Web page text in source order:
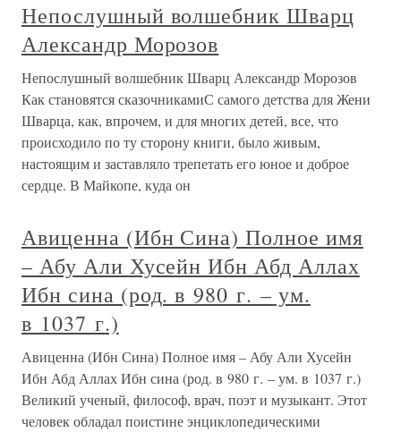
Непослушный волшебник Шварц
Александр Морозов
Непослушный волшебник Шварц Александр Морозов
Как становятся сказочникамиС самого детства для Жени
Шварца, как, впрочем, и для многих детей, все, что
происходило по ту сторону книги, было живым,
настоящим и заставляло трепетать его юное и доброе
сердце. В Майкопе, куда он
Авиценна (Ибн Сина) Полное имя
– Абу Али Хусейн Ибн Абд Аллах
Ибн сина (род. в 980 г. – ум.
в 1037 г.)
Авиценна (Ибн Сина) Полное имя – Абу Али Хусейн
Ибн Абд Аллах Ибн сина (род. в 980 г. – ум. в 1037 г.)
Великий ученый, философ, врач, поэт и музыкант. Этот
человек обладал поистине энциклопедическими